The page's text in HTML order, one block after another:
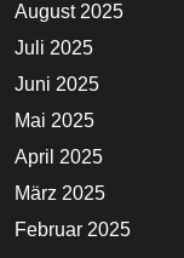
August 2025
Juli 2025
Juni 2025
Mai 2025
April 2025
März 2025
Februar 2025